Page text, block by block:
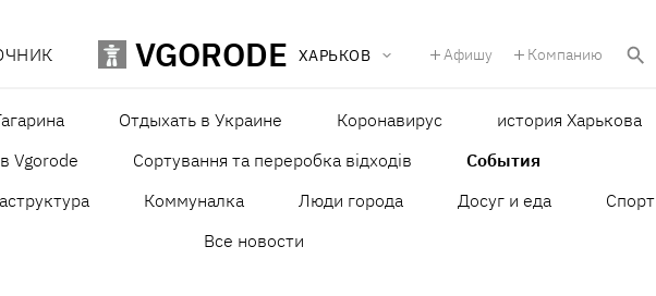
VGORODE ХАРЬКОВ Афишу Компанию
Отдыхать в Украине Коронавирус
история Харькова
Vgorode
Сортування та переробка відходів
События
Коммуналка Люди города Досуг и еда
Спорт
Все новости